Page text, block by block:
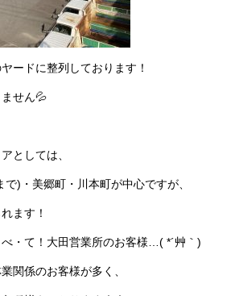
ードに整列しております！
せん💦
としては、
)・美郷町・川本町が中心ですが、
ます！
・て！大田営業所のお客様…( *´艸｀)
関係のお客様が多く、